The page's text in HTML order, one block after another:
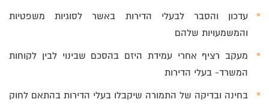
עדכון והסבר לבעלי הדירות באשר לסוגיות משפטיות
והמשמעויות שלהם
מעקב רציף אחרי עמידת היזם בהסכם שבינוי לבין לקוחות
המשרד- בעלי הדירות
בחינה ובדיקה של התמורה שיקבלו בעלי הדירות בהתאם לחוק